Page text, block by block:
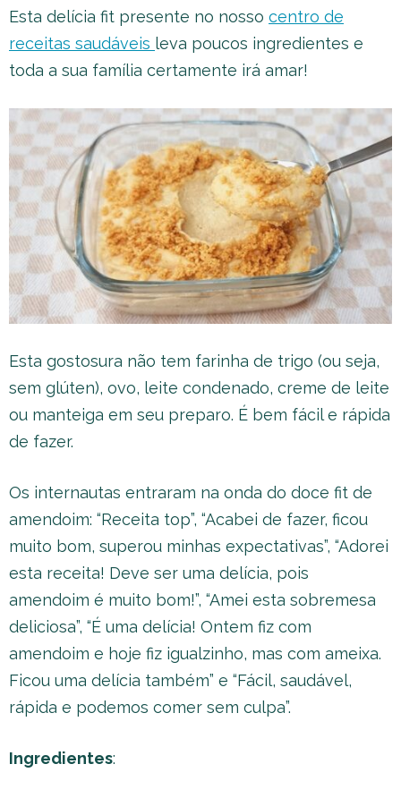
Esta delícia fit presente no nosso centro de
receitas saudáveis leva poucos ingredientes e
toda a sua família certamente irá amar!
Esta gostosura não tem farinha de trigo (ou seja,
sem glúten), ovo, leite condenado, creme de leite
ou manteiga em seu preparo. É bem fácil e rápida
de fazer.
Os internautas entraram na onda do doce fit de
amendoim: “Receita top”, “Acabei de fazer, ficou
muito bom, superou minhas expectativas”, “Adorei
esta receita! Deve ser uma delícia, pois
amendoim é muito bom!”, “Amei esta sobremesa
deliciosa”, “É uma delícia! Ontem fiz com
amendoim e hoje fiz igualzinho, mas com ameixa.
Ficou uma delícia também” e “Fácil, saudável,
rápida e podemos comer sem culpa”.
Ingredientes: